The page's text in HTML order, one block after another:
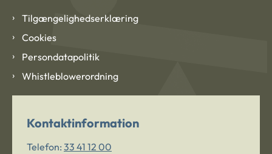
Tilgængelighedserklæring
Cookies
Persondatapolitik
Whistleblowerordning
Kontaktinformation
Telefon: 33 41 12 00